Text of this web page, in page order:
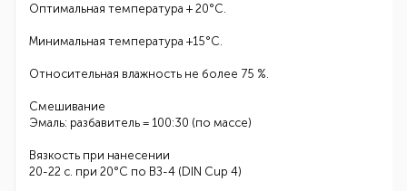
Оптимальная температура + 20°С.
Минимальная температура +15°С.
Относительная влажность не более 75 %.
Смешивание
Эмаль: разбавитель = 100:30 (по массе)
Вязкость при нанесении
20-22 с. при 20°С по ВЗ-4 (DIN Cup 4)